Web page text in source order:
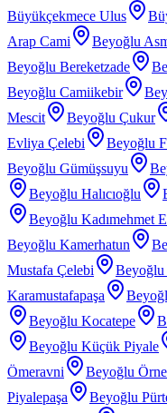
Büyükçekmece Ulus
Arap Cami
Beyoğlu
Beyoğlu Bereketzade
Beyoğlu Camiikebir
Mescit
Beyoğlu Çukur
Evliya Çelebi
Beyoğlu
Beyoğlu Gümüşsuyu
Beyoğlu Halıcıoğlu
Beyoğlu Kadımehmet
Beyoğlu Kamerhatun
Mustafa Çelebi
Karamustafapaşa
Beyoğlu Kocatepe
Beyoğlu Küçük Piyale
Ömeravni
Beyoğlu
Piyalepaşa
Beyoğlu